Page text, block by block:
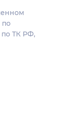
по
по ТК РФ,